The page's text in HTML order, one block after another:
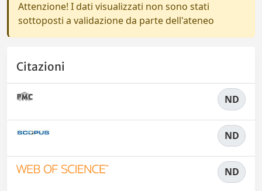
Attenzione! I dati visualizzati non sono stati
sottoposti a validazione da parte dell'ateneo
Citazioni
ND
ND
ND